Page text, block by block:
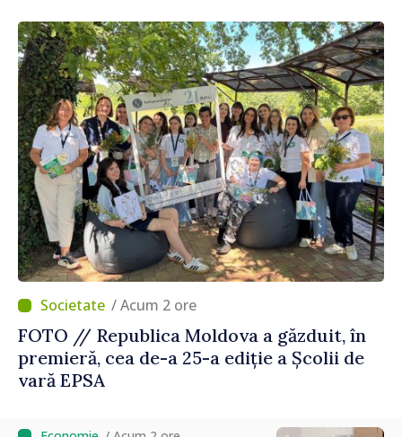
/ Acum 2 ore
FOTO // Republica Moldova a găzduit, în
premieră, cea de-a 25-a ediție a Școlii de
vară EPSA